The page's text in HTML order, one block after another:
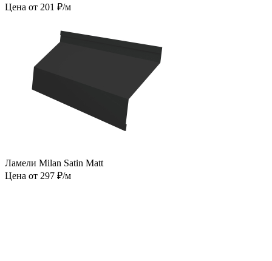
Цена от 201 ₽/м
Ламели Milan Satin Matt
Цена от 297 ₽/м